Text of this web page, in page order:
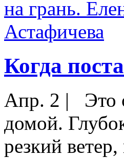
Когда
Апр. 2 |
Это
домой.
резкий